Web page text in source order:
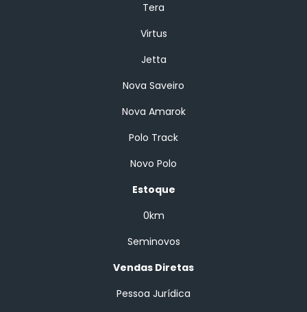
Tera
Virtus
Jetta
Nova Saveiro
Nova Amarok
Polo Track
Novo Polo
Estoque
0km
Seminovos
Vendas Diretas
Pessoa Jurídica